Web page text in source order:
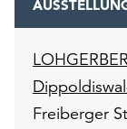
Freiberger